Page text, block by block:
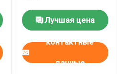
Лучшая цена
контактные
данные